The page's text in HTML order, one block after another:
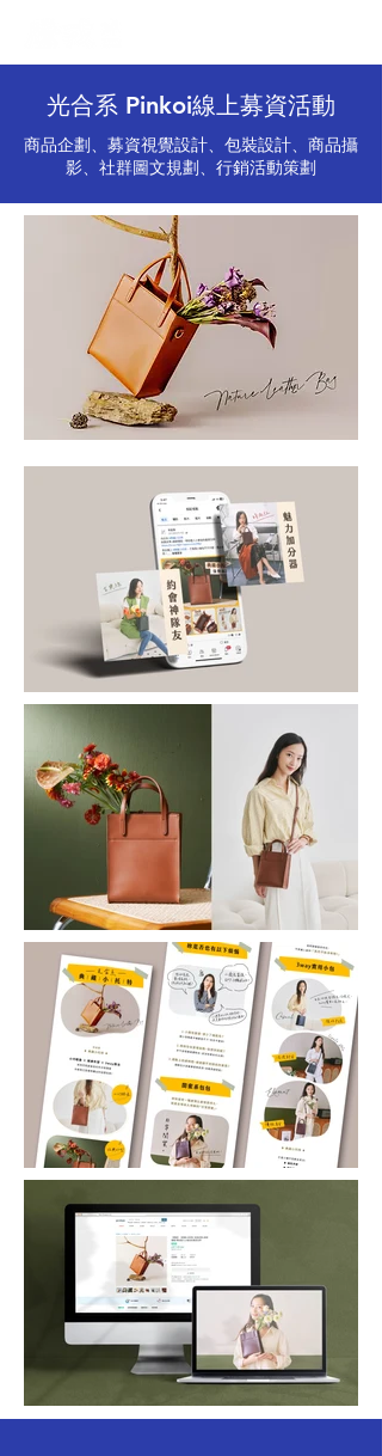
光合系 Pinkoi線上募資活動
商品企劃、募資視覺設計、包裝設計、商品攝
影、社群圖文規劃、行銷活動策劃